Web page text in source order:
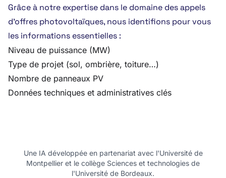
Grâce à notre expertise dans le domaine des appels
d’offres photovoltaïques, nous identifions pour vous
les informations essentielles :
Niveau de puissance (MW)
Type de projet (sol, ombrière, toiture…)
Nombre de panneaux PV
Données techniques et administratives clés
Une IA développée en partenariat avec l'Université de
Montpellier et le collège Sciences et technologies de
l'Université de Bordeaux.